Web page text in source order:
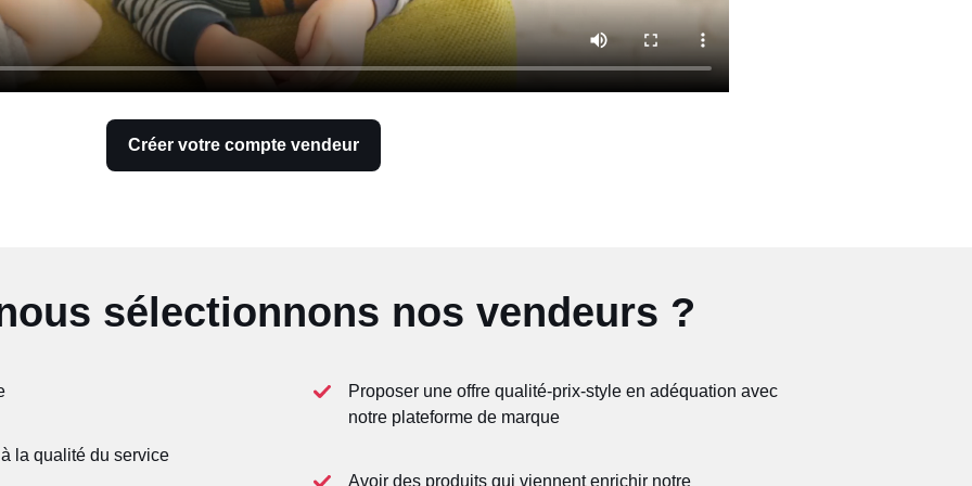
Créer votre compte vendeur
sélectionnons nos vendeurs ?
la qualité du service
Proposer une offre qualité-prix-style en adéquation avec
notre plateforme de marque
Avoir des produits qui viennent enrichir notre